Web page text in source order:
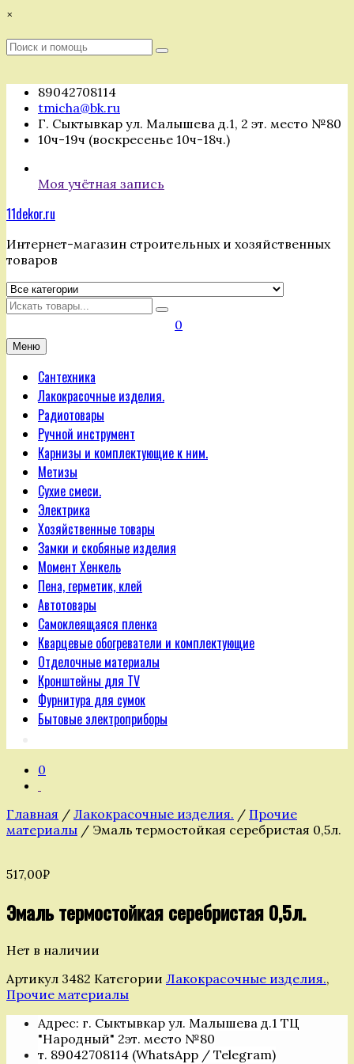
Перейти
содержимому
×
Поиск
Поиск
89042708114
tmicha@bk.ru
Г. Сыктывкар ул. Малышева д.1, 2 эт. место №80
10ч-19ч (воскресенье 10ч-18ч.)
Моя учётная запись
11dekor.ru
Интернет-магазин строительных и хозяйственных
товаров
Искать
0
Меню
Сантехника
Лакокрасочные изделия.
Радиотовары
Ручной инструмент
Карнизы и комплектующие к ним.
Метизы
Сухие смеси.
Электрика
Хозяйственные товары
Замки и скобяные изделия
Момент Хенкель
Пена, герметик, клей
Автотовары
Самоклеящаяся пленка
Кварцевые обогреватели и комплектующие
Отделочные материалы
Кронштейны для TV
Фурнитура для сумок
Бытовые электроприборы
0
Главная / Лакокрасочные изделия. / Прочие
материалы / Эмаль термостойкая серебристая 0,5л.
517,00₽
Эмаль термостойкая серебристая 0,5л.
Нет в наличии
Артикул 3482 Категории Лакокрасочные изделия.,
Прочие материалы
Адрес: г. Сыктывкар ул. Малышева д.1 ТЦ
"Народный" 2эт. место №80
т. 89042708114 (WhatsApp / Telegram)